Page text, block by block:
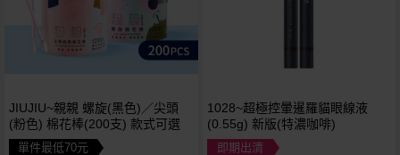
JIUJIU~親親 螺旋(黑色)／尖頭
(粉色) 棉花棒(200支) 款式可選
單件最低70元
1028~超極控暈暹羅貓眼線液
(0.55g) 新版(特濃咖啡)
即期出清